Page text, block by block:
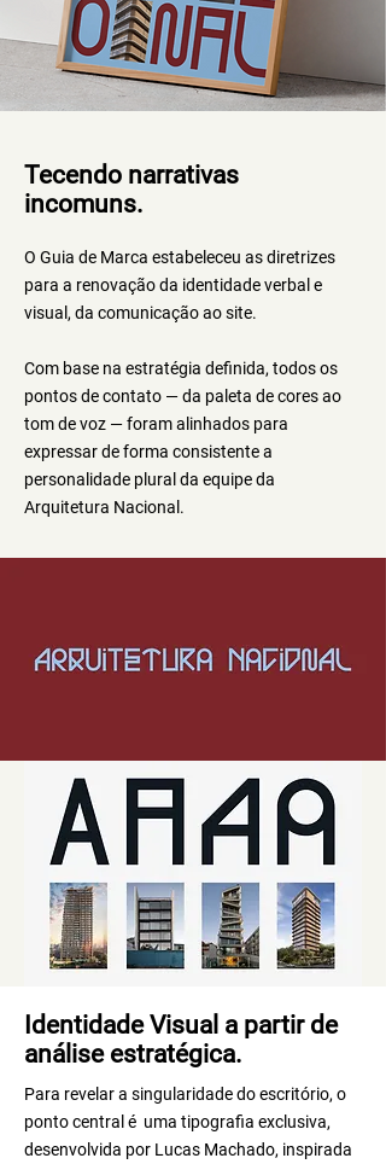
Tecendo narrativas
incomuns.
O Guia de Marca estabeleceu as diretrizes
para a renovação da identidade verbal e
visual, da comunicação ao site.
Com base na estratégia definida, todos os
pontos de contato — da paleta de cores ao
tom de voz — foram alinhados para
expressar de forma consistente a
personalidade plural da equipe da
Arquitetura Nacional.
Identidade Visual a partir de
análise estratégica.
Para revelar a singularidade do escritório, o
ponto central é uma tipografia exclusiva,
desenvolvida por Lucas Machado, inspirada